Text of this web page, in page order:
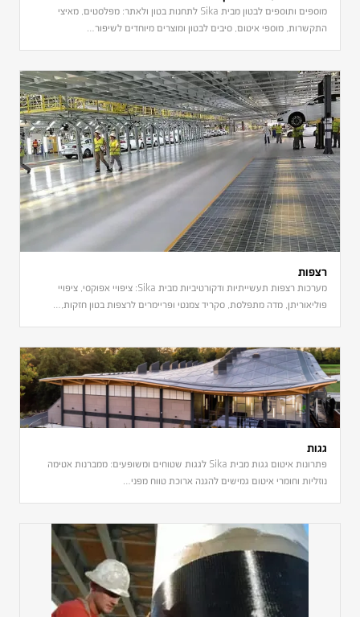
מוספים ותוספים לבטון מבית Sika לתחנות בטון ולאתר: מפלסטים, מאיצי
התקשרות, מוספי איטום, סיבים לבטון ומוצרים מיוחדים לשיפור…
רצפות
מערכות רצפות תעשייתיות ודקורטיביות מבית Sika: ציפויי אפוקסי, ציפויי
פוליאוריתן, מדה מתפלסת, סקריד צמנטי ופריימרים לרצפות בטון חזקות,…
גגות
פתרונות איטום גגות מבית Sika לגגות שטוחים ומשופעים: ממברנות אטימה
נוזליות וחומרי איטום גמישים להגנה ארוכת טווח מפני…